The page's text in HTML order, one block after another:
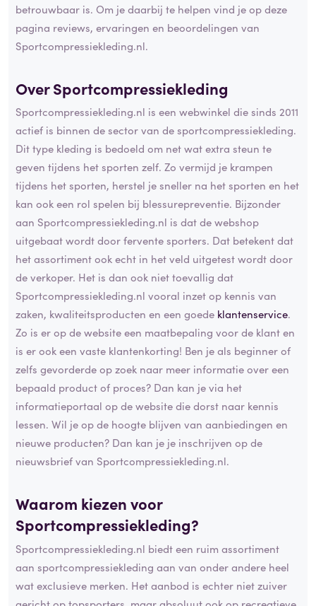
betrouwbaar is. Om je daarbij te helpen vind je op deze
pagina reviews, ervaringen en beoordelingen van
Sportcompressiekleding.nl.
Over Sportcompressiekleding
Sportcompressiekleding.nl is een webwinkel die sinds 2011
actief is binnen de sector van de sportcompressiekleding.
Dit type kleding is bedoeld om net wat extra steun te
geven tijdens het sporten zelf. Zo vermijd je krampen
tijdens het sporten, herstel je sneller na het sporten en het
kan ook een rol spelen bij blessurepreventie. Bijzonder
aan Sportcompressiekleding.nl is dat de webshop
uitgebaat wordt door fervente sporters. Dat betekent dat
het assortiment ook echt in het veld uitgetest wordt door
de verkoper. Het is dan ook niet toevallig dat
Sportcompressiekleding.nl vooral inzet op kennis van
zaken, kwaliteitsproducten en een goede klantenservice.
Zo is er op de website een maatbepaling voor de klant en
is er ook een vaste klantenkorting! Ben je als beginner of
zelfs gevorderde op zoek naar meer informatie over een
bepaald product of proces? Dan kan je via het
informatieportaal op de website die dorst naar kennis
lessen. Wil je op de hoogte blijven van aanbiedingen en
nieuwe producten? Dan kan je je inschrijven op de
nieuwsbrief van Sportcompressiekleding.nl.
Waarom kiezen voor
Sportcompressiekleding?
Sportcompressiekleding.nl biedt een ruim assortiment
aan sportcompressiekleding aan van onder andere heel
wat exclusieve merken. Het aanbod is echter niet zuiver